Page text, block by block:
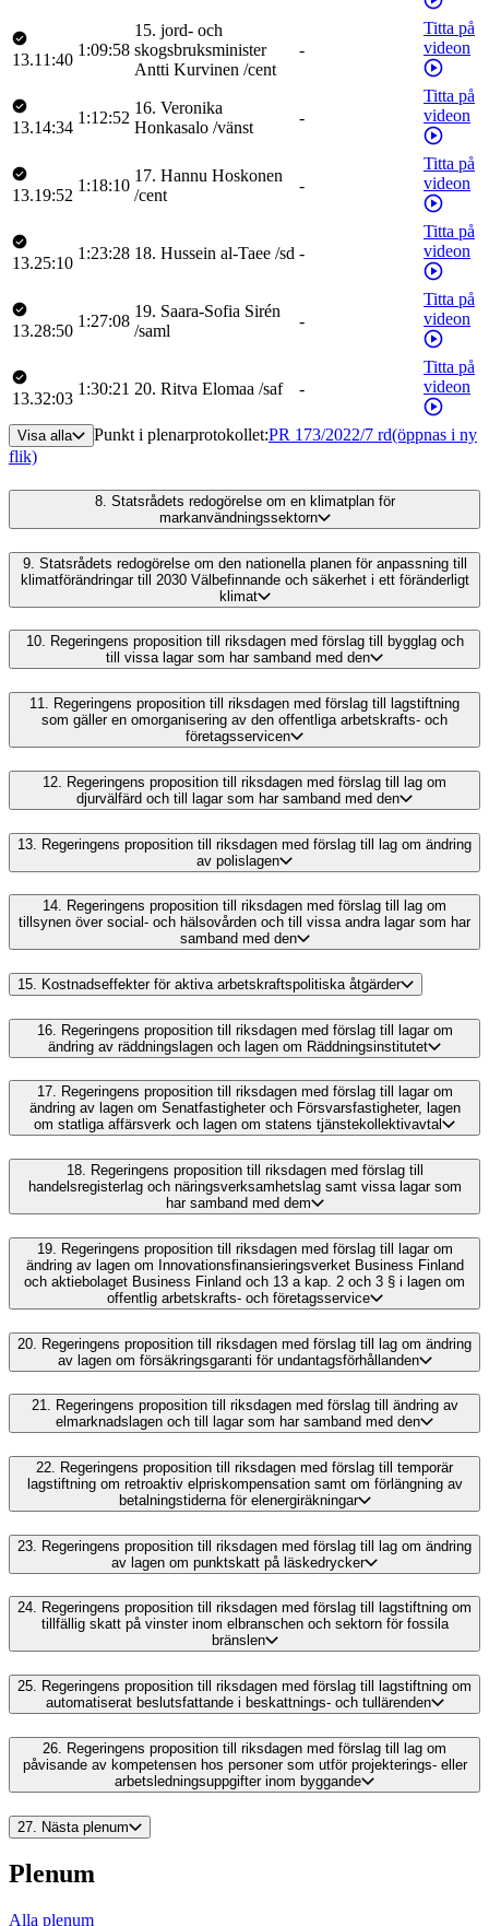
13.11:40
1:09:58
15. jord- och
skogsbruksminister
Antti Kurvinen /cent
-
Titta på
videon
13.14:34
1:12:52
16. Veronika
Honkasalo /vänst
-
Titta på
videon
13.19:52
1:18:10
17. Hannu Hoskonen
/cent
-
Titta på
videon
13.25:10
1:23:28 18. Hussein al-Taee /sd -
Titta på
videon
13.28:50
1:27:08
19. Saara-Sofia Sirén
/saml
-
Titta på
videon
13.32:03
1:30:21 20. Ritva Elomaa /saf -
Titta på
videon
Visa alla Punkt i plenarprotokollet:PR 173/2022/7 rd(öppnas i ny
flik)
8. Statsrådets redogörelse om en klimatplan för
markanvändningssektorn
9. Statsrådets redogörelse om den nationella planen för anpassning till
klimatförändringar till 2030 Välbefinnande och säkerhet i ett föränderligt
klimat
10. Regeringens proposition till riksdagen med förslag till bygglag och
till vissa lagar som har samband med den
11. Regeringens proposition till riksdagen med förslag till lagstiftning
som gäller en omorganisering av den offentliga arbetskrafts- och
företagsservicen
12.
Regeringens proposition till riksdagen med förslag till lag om
djurvälfärd och till lagar som har samband med den
13. Regeringens proposition till riksdagen med förslag till lag om ändring
av polislagen
14. Regeringens proposition till riksdagen med förslag till lag om
tillsynen över social- och hälsovården och till vissa andra lagar som har
samband med den
15. Kostnadseffekter för aktiva arbetskraftspolitiska åtgärder
16. Regeringens proposition till riksdagen med förslag till lagar om
ändring av räddningslagen och lagen om Räddningsinstitutet
17. Regeringens proposition till riksdagen med förslag till lagar om
ändring av lagen om Senatfastigheter och Försvarsfastigheter, lagen
om statliga affärsverk och lagen om statens tjänstekollektivavtal
18. Regeringens proposition till riksdagen med förslag till
handelsregisterlag och näringsverksamhetslag samt vissa lagar som
har samband med dem
19.
Regeringens proposition till riksdagen med förslag till lagar om
ändring av lagen om Innovationsfinansieringsverket Business Finland
och aktiebolaget Business Finland och 13 a kap. 2 och 3 § i lagen om
offentlig arbetskrafts- och företagsservice
20. Regeringens proposition till riksdagen med förslag till lag om ändring
av lagen om försäkringsgaranti för undantagsförhållanden
21. Regeringens proposition till riksdagen med förslag till ändring av
elmarknadslagen och till lagar som har samband med den
22.
Regeringens proposition till riksdagen med förslag till temporär
lagstiftning om retroaktiv elpriskompensation samt om förlängning av
betalningstiderna för elenergiräkningar
23. Regeringens proposition till riksdagen med förslag till lag om ändring
av lagen om punktskatt på läskedrycker
24. Regeringens proposition till riksdagen med förslag till lagstiftning om
tillfällig skatt på vinster inom elbranschen och sektorn för fossila
bränslen
25. Regeringens proposition till riksdagen med förslag till lagstiftning om
automatiserat beslutsfattande i beskattnings- och tullärenden
26.
Regeringens proposition till riksdagen med förslag till lag om
påvisande av kompetensen hos personer som utför projekterings- eller
arbetsledningsuppgifter inom byggande
27. Nästa plenum
Plenum
Alla plenum